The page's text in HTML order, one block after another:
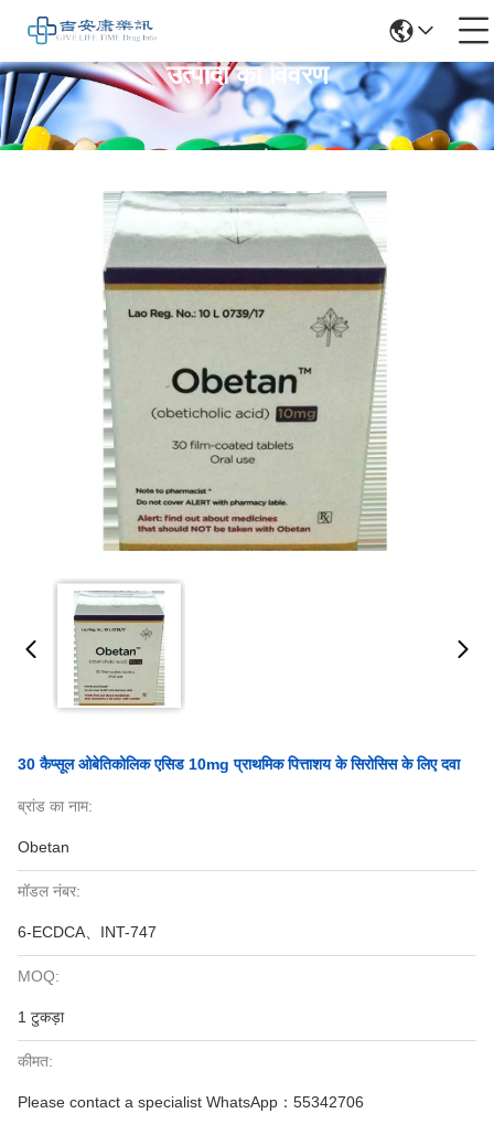
उत्पादों का विवरण
30 कैप्सूल ओबेतिकोलिक एसिड 10mg प्राथमिक पित्ताशय के सिरोसिस के लिए दवा
ब्रांड का नाम:
Obetan
मॉडल नंबर:
6-ECDCA、INT-747
MOQ:
1 टुकड़ा
कीमत:
Please contact a specialist WhatsApp：55342706